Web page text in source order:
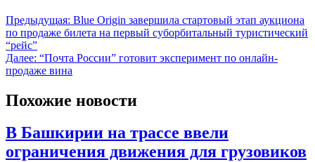
Предыдущая: Blue Origin завершила стартовый этап аукциона
по продаже билета на первый суборбитальный туристический
“рейс”
Далее: “Почта России” готовит эксперимент по онлайн-
продаже вина
Похожие новости
В Башкирии на трассе ввели
ограничения движения для грузовиков